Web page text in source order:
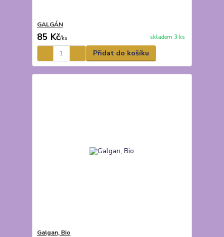
GALGÁN
85 Kč/ks skladem 3 ks
Přidat do košíku
Galgan, Bio